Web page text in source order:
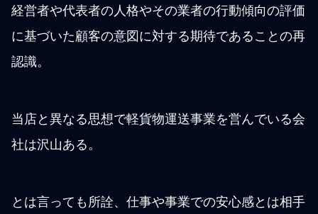
経営者や代表者の人格やその業者の行動傾向の評価
に基づいた顧客の意図に対する期待であることの再
認識。
当店と異なる思想で軽貨物運送事業を営んでいる会
社は沢山ある。
とは言っても所詮、仕事や事業での安心感とは相手